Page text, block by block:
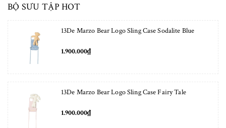
BỘ SƯU TẬP HOT
13De Marzo Bear Logo Sling Case Sodalite Blue
1.900.000₫
13De Marzo Bear Logo Sling Case Fairy Tale
1.900.000₫